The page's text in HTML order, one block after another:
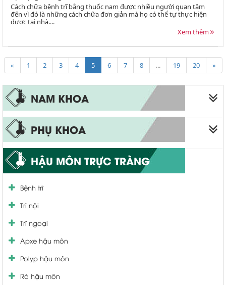
Cách chữa bệnh trĩ bằng thuốc nam được nhiều người quan tâm
đến vì đó là những cách chữa đơn giản mà họ có thể tự thực hiện
được tại nhà....
Xem thêm
« 1 2 3 4 5 6 7 8 ... 19 20 »
NAM KHOA
Liệt dương
Xuất tinh sớm
Bao quy đầu
PHỤ KHOA
Viêm phụ khoa
Viêm vùng chậu
Viêm ống dẫn trứng
Viêm âm đạo
Viêm lộ tuyến cổ tử cung
U xơ cổ tử cung
Rối loạn kinh nguyệt
Khí hư bất thường
HẬU MÔN TRỰC TRÀNG
Bệnh trĩ
Trĩ nội
Trĩ ngoại
Apxe hậu môn
Polyp hậu môn
Rò hậu môn